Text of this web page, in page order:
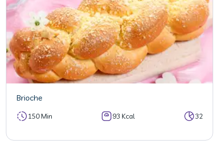
Brioche
150 Min 93 Kcal 32